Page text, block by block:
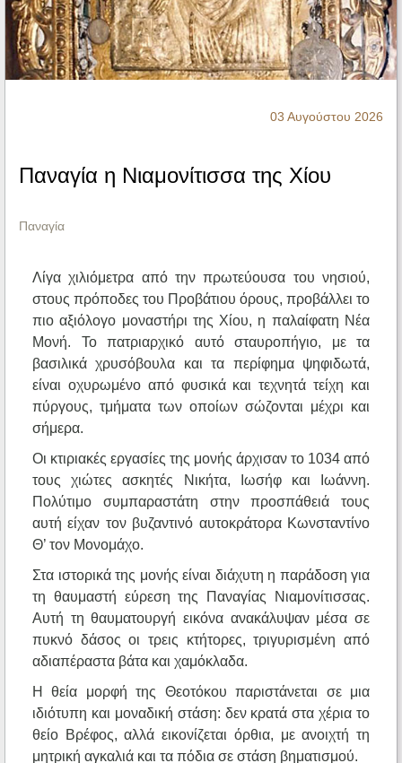
Ηχητικά
03 Αυγούστου 2026
Παναγία η Νιαμονίτισσα της Χίου
Παναγία
Λίγα χιλιόμετρα από την πρωτεύουσα του νησιού,
στους πρόποδες του Προβάτιου όρους, προβάλλει το
πιο αξιόλογο μοναστήρι της Χίου, η παλαίφατη Νέα
Μονή. Το πατριαρχικό αυτό σταυροπήγιο, με τα
βασιλικά χρυσόβουλα και τα περίφημα ψηφιδωτά,
είναι οχυρωμένο από φυσικά και τεχνητά τείχη και
πύργους, τμήματα των οποίων σώζονται μέχρι και
σήμερα.
Οι κτιριακές εργασίες της μονής άρχισαν το 1034 από
τους χιώτες ασκητές Νικήτα, Ιωσήφ και Ιωάννη.
Πολύτιμο συμπαραστάτη στην προσπάθειά τους
αυτή είχαν τον βυζαντινό αυτοκράτορα Κωνσταντίνο
Θ’ τον Μονομάχο.
Στα ιστορικά της μονής είναι διάχυτη η παράδοση για
τη θαυμαστή εύρεση της Παναγίας Νιαμονίτισσας.
Αυτή τη θαυματουργή εικόνα ανακάλυψαν μέσα σε
πυκνό δάσος οι τρεις κτήτορες, τριγυρισμένη από
αδιαπέραστα βάτα και χαμόκλαδα.
Η θεία μορφή της Θεοτόκου παριστάνεται σε μια
ιδιότυπη και μοναδική στάση: δεν κρατά στα χέρια το
θείο Βρέφος, αλλά εικονίζεται όρθια, με ανοιχτή τη
μητρική αγκαλιά και τα πόδια σε στάση βηματισμού.